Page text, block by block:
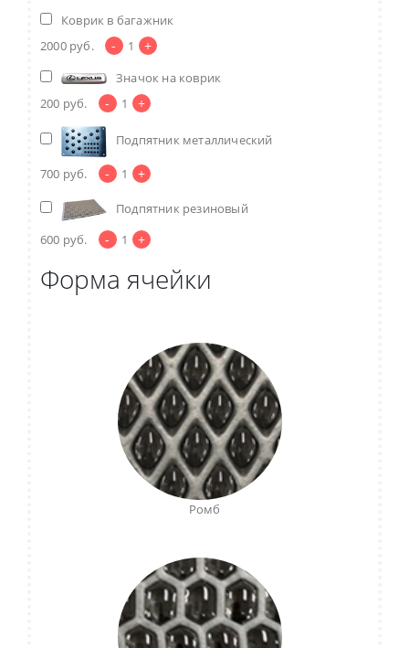
Коврик в багажник
2000 руб. - 1 +
Значок на коврик
200 руб. - 1 +
Подпятник металлический
700 руб. - 1 +
Подпятник резиновый
600 руб. - 1 +
Форма ячейки
Ромб